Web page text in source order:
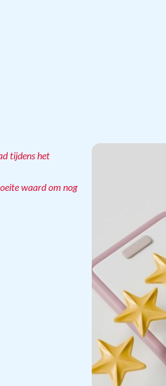
tijdens het
waard om nog